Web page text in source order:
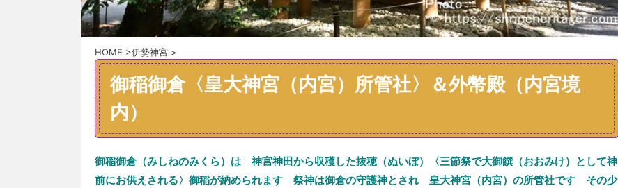
HOME >伊勢神宮 >
御稲御倉〈皇大神宮（内宮）所管社〉＆外幣殿（内宮境
内）
御稲御倉（みしねのみくら）は 神宮神田から収穫した抜穂（ぬいぼ）〈三節祭で大御饌（おおみけ）として神
前にお供え される〉御稲が納められます 祭神は御倉の守護神とされ 皇大神宮（内宮） の所管社です その少